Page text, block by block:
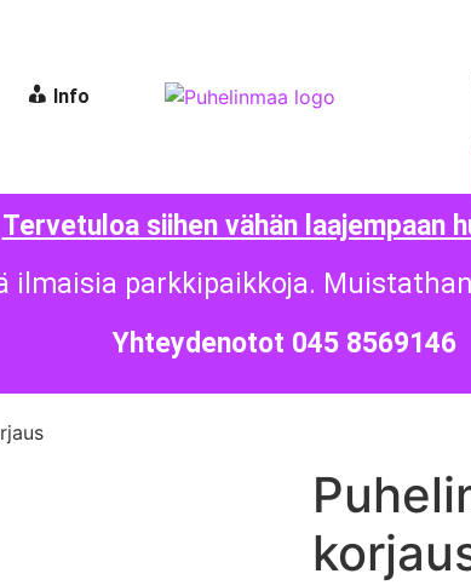
Info
Tervetuloa siihen vähän laajempaan
ilmaisia parkkipaikkoja.
Yhteydenotot 045 8569146